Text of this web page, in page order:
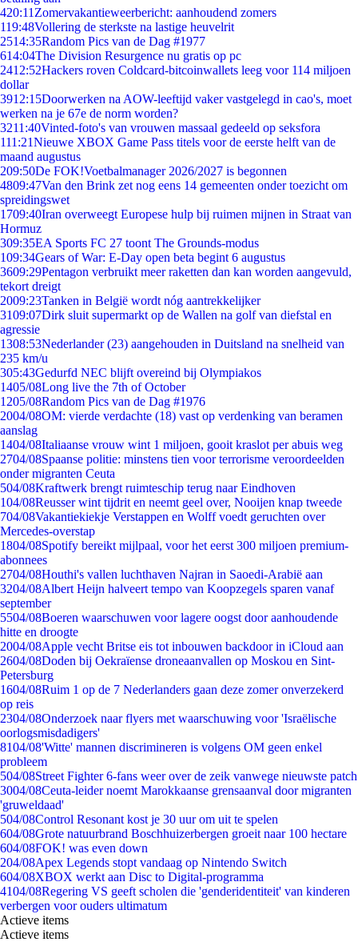
420:11 Zomervakantieweerbericht: aanhoudend zomers
119:48Vollering de sterkste na lastige heuvelrit
2514:35Random Pics van de Dag #1977
614:04The Division Resurgence nu gratis op pc
2412:52Hackers roven Coldcard-bitcoinwallets leeg voor 114 miljoen
dollar
3912:15Doorwerken na AOW-leeftijd vaker vastgelegd in cao's, moet
werken na je 67e de norm worden?
3211:40Vinted-foto's van vrouwen massaal gedeeld op seksfora
111:21Nieuwe XBOX Game Pass titels voor de eerste helft van de
maand augustus
209:50De FOK!Voetbalmanager 2026/2027 is begonnen
4809:47Van den Brink zet nog eens 14 gemeenten onder toezicht om
spreidingswet
1709:40Iran overweegt Europese hulp bij ruimen mijnen in Straat van
Hormuz
309:35EA Sports FC 27 toont The Grounds-modus
109:34Gears of War: E-Day open beta begint 6 augustus
3609:29Pentagon verbruikt meer raketten dan kan worden aangevuld,
tekort dreigt
2009:23Tanken in België wordt nóg aantrekkelijker
3109:07Dirk sluit supermarkt op de Wallen na golf van diefstal en
agressie
1308:53Nederlander (23) aangehouden in Duitsland na snelheid van
235 km/u
305:43Gedurfd NEC blijft overeind bij Olympiakos
1405/08Long live the 7th of October
1205/08Random Pics van de Dag #1976
2004/08OM: vierde verdachte (18) vast op verdenking van beramen
aanslag
1404/08Italiaanse vrouw wint 1 miljoen, gooit kraslot per abuis weg
2704/08Spaanse politie: minstens tien voor terrorisme veroordeelden
onder migranten Ceuta
504/08Kraftwerk brengt ruimteschip terug naar Eindhoven
104/08Reusser wint tijdrit en neemt geel over, Nooijen knap tweede
704/08Vakantiekiekje Verstappen en Wolff voedt geruchten over
Mercedes-overstap
1804/08Spotify bereikt mijlpaal, voor het eerst 300 miljoen premium-
abonnees
2704/08Houthi's vallen luchthaven Najran in Saoedi-Arabië aan
3204/08Albert Heijn halveert tempo van Koopzegels sparen vanaf
september
5504/08Boeren waarschuwen voor lagere oogst door aanhoudende
hitte en droogte
2004/08Apple vecht Britse eis tot inbouwen backdoor in iCloud aan
2604/08Doden bij Oekraïense droneaanvallen op Moskou en Sint-
Petersburg
1604/08Ruim 1 op de 7 Nederlanders gaan deze zomer onverzekerd
op reis
2304/08Onderzoek naar flyers met waarschuwing voor 'Israëlische
oorlogsmisdadigers'
8104/08'Witte' mannen discrimineren is volgens OM geen enkel
probleem
504/08Street Fighter 6-fans weer over de zeik vanwege nieuwste patch
3004/08Ceuta-leider noemt Marokkaanse grensaanval door migranten
'gruweldaad'
504/08Control Resonant kost je 30 uur om uit te spelen
604/08Grote natuurbrand Boschhuizerbergen groeit naar 100 hectare
604/08FOK! was even down
204/08Apex Legends stopt vandaag op Nintendo Switch
604/08XBOX werkt aan Disc to Digital-programma
4104/08Regering VS geeft scholen die 'genderidentiteit' van kinderen
verbergen voor ouders ultimatum
Actieve items
Actieve items